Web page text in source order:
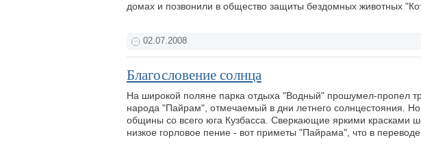
домах и позвонили в общество защиты бездомных животных
02.07.2008
Благословение солнца
На широкой поляне парка отдыха "Водный" прошумел-пропел
народа "Пайрам", отмечаемый в дни летнего солнцестояния.
общины со всего юга Кузбасса. Сверкающие яркими красками
низкое горловое пение - вот приметы "Пайрама", что в переводе